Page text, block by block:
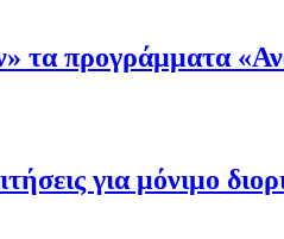
τα προγράμματα
για μόνιμο